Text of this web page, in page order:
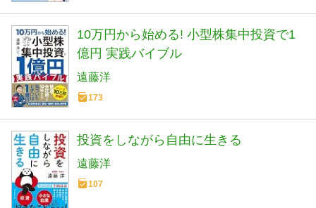
10万円から始める! 小型株集中投資で1
億円 実践バイブル
遠藤洋
173
投資をしながら自由に生きる
遠藤洋
107